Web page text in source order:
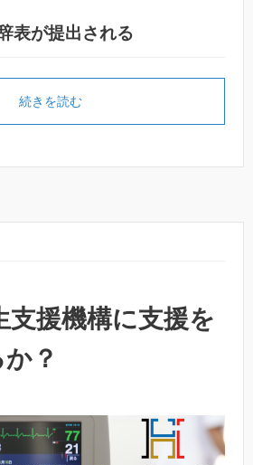
表が提出される
続きを読む
援機構に支援を
？